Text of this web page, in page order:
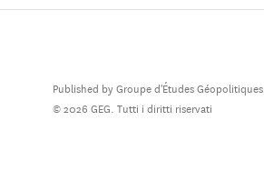
Published by Groupe d'Études Géopolitiques.
© 2026 GEG. Tutti i diritti riservati